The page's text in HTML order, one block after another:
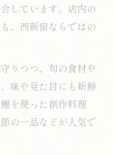
しさと素材の魅力
和食の楽しみ方
こだわりにあり
選び方
しています。店内の
、西新宿ならではの
りつつ、旬の食材や
味や見た目にも新鮮
を使った創作料理
の一品などが人気で